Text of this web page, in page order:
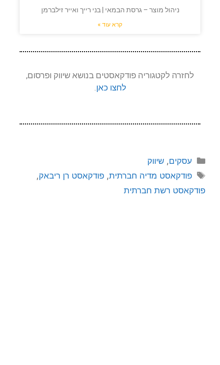
ניהול מוצר – גרסת הבמאי | בני רייך ואייר זילברמן​
קרא עוד »
לחזרה לקטגוריה פודקאסטים בנושא שיווק ופרסום,
לחצו כאן
עסקים,שיווק
פודקאסט מדיה חברתית,פודקאסט רן ריבאק,
פודקאסט רשת חברתית